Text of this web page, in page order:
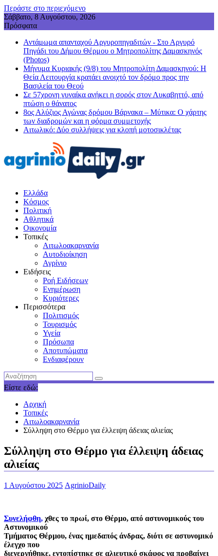
Περάστε στο περιεχόμενο
Σάββατο, 8 Αυγούστου, 2026
Πρόσφατα
Αντάμωμα απανταχού Αργυροπηγαδιτών - Στο Αργυρό
Πηγάδι του Δήμου Θέρμου ο Μητροπολίτης Δαμασκηνός
(Photos)
Μήνυμα Κυριακής (9/8) του Μητροπολίτη Δαμασκηνού: Η
Θεία Λειτουργία κρατάει ανοιχτό τον δρόμο προς την
Βασιλεία του Θεού
Σε 57χρονη γυναίκα ανήκει η σορός στον Λυκαβηττό, από
πτώση ο θάνατος
8ος Αλύζιος Αγώνας δρόμου Βάρνακα – Μύτικα: Ο χάρτης
των διαδρομών και η φόρμα συμμετοχής
Aιτωλικό: Δύο συλλήψεις για κλοπή μοτοσικλέτας
Ελλάδα
Κόσμος
Πολιτική
Αθλητικά
Οικονομία
Τοπικές
Αιτωλοακαρνανία
Αυτοδιοίκηση
Αγρίνιο
Ειδήσεις
Ροή Ειδήσεων
Ενημέρωση
Κυριότερες
Περισσότερα
Πολιτισμός
Τουρισμός
Υγεία
Πρόσωπα
Αποτυπώματα
Ενδιαφέρουν
Είστε εδώ:
Αρχική
Τοπικές
Αιτωλοακαρνανία
Σύλληψη στο Θέρμο για έλλειψη άδειας αλιείας
Σύλληψη στο Θέρμο για έλλειψη άδειας
αλιείας
1 Αυγούστου 2025 AgrinioDaily
Συνελήφθη, χθες το πρωί, στο Θέρμο, από αστυνομικούς του
Αστυνομικού
Τμήματος Θέρμου, ένας ημεδαπός άνδρας, διότι σε αστυνομικό
έλεγχο που
διενεργήθηκε, εντοπίστηκε σε αλιευτικό σκάφος να προβαίνει